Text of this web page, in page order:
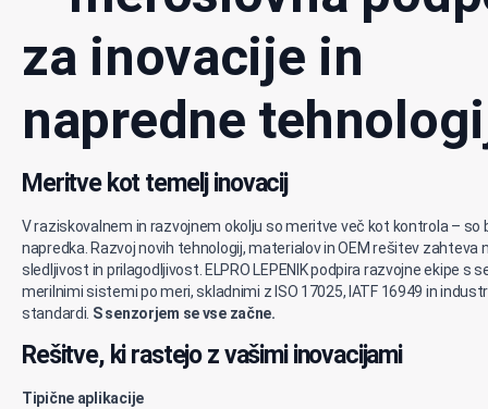
za inovacije in
napredne
Meritve kot temelj inovacij
V raziskovalnem in razvojnem okolju so meritve več kot kontrola – so
napredka. Razvoj novih tehnologij, materialov in OEM rešitev zahteva
sledljivost in prilagodljivost. ELPRO LEPENIK podpira razvojne ekipe s
merilnimi sistemi po meri, skladnimi z ISO 17025, IATF 16949 in
standardi. S senzorjem se vse začne.
Rešitve, ki rastejo z vašimi inovacijami
Tipične aplikacije